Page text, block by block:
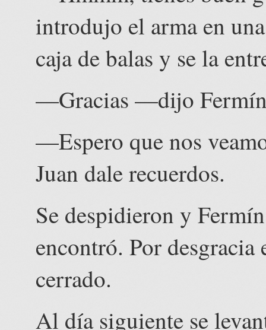
introdujo el arma en
caja de balas y se la
—Gracias —dijo
—Espero que nos
Juan dale recuerdos.
Se despidieron y
encontró. Por
cerrado.
Al día siguiente se